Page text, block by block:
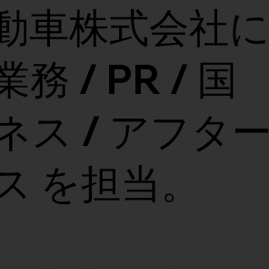
車株式会社に
務 / PR / 国
ス / アフター
を担当。